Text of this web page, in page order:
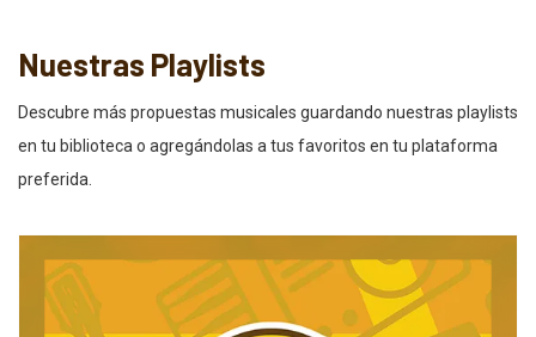
Nuestras Playlists
Descubre más propuestas musicales guardando nuestras playlists
en tu biblioteca o agregándolas a tus favoritos en tu plataforma
preferida.